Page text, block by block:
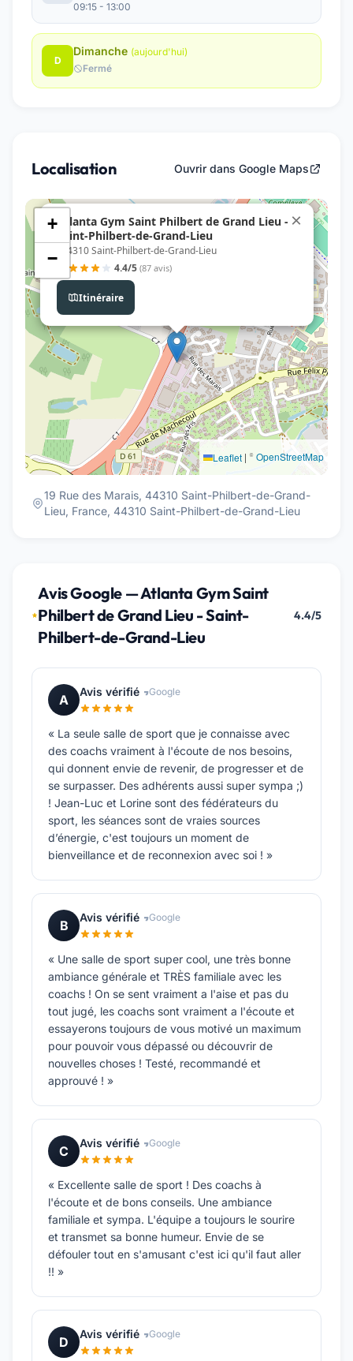
09:15 - 13:00
D
Dimanche (aujourd'hui)
Fermé
Localisation Ouvrir dans Google Maps
Atlanta Gym Saint Philbert de Grand Lieu -
Saint-Philbert-de-Grand-Lieu
, 44310 Saint-Philbert-de-Grand-Lieu
4.4/5 (87 avis)
Itinéraire
×
+
−
Leaflet | © OpenStreetMap
19 Rue des Marais, 44310 Saint-Philbert-de-Grand-
Lieu, France, 44310 Saint-Philbert-de-Grand-Lieu
Avis Google — Atlanta Gym Saint
Philbert de Grand Lieu - Saint-
Philbert-de-Grand-Lieu
4.4/5
A
Avis vérifié Google
« La seule salle de sport que je connaisse avec
des coachs vraiment à l'écoute de nos besoins,
qui donnent envie de revenir, de progresser et de
se surpasser. Des adhérents aussi super sympa ;)
! Jean-Luc et Lorine sont des fédérateurs du
sport, les séances sont de vraies sources
d’énergie, c'est toujours un moment de
bienveillance et de reconnexion avec soi ! »
B
Avis vérifié Google
« Une salle de sport super cool, une très bonne
ambiance générale et TRÈS familiale avec les
coachs ! On se sent vraiment a l'aise et pas du
tout jugé, les coachs sont vraiment a l'écoute et
essayerons toujours de vous motivé un maximum
pour pouvoir vous dépassé ou découvrir de
nouvelles choses ! Testé, recommandé et
approuvé ! »
C
Avis vérifié Google
« Excellente salle de sport ! Des coachs à
l'écoute et de bons conseils. Une ambiance
familiale et sympa. L'équipe a toujours le sourire
et transmet sa bonne humeur. Envie de se
défouler tout en s'amusant c'est ici qu'il faut aller
!! »
D
Avis vérifié Google